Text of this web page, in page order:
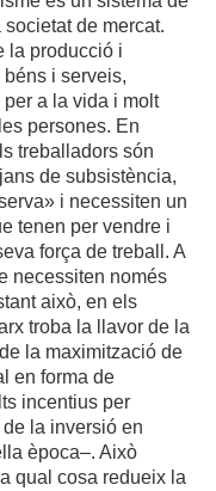
de mercat.
la producció i
béns i serveis,
a la vida i molt
persones. En
treballadors són
de subsistència,
i necessiten un
tenen per vendre i
força de treball. A
necessiten només
això, en els
troba la llavor de la
la maximització de
en forma de
incentius per
la inversió en
època–. Això
qual cosa redueix la